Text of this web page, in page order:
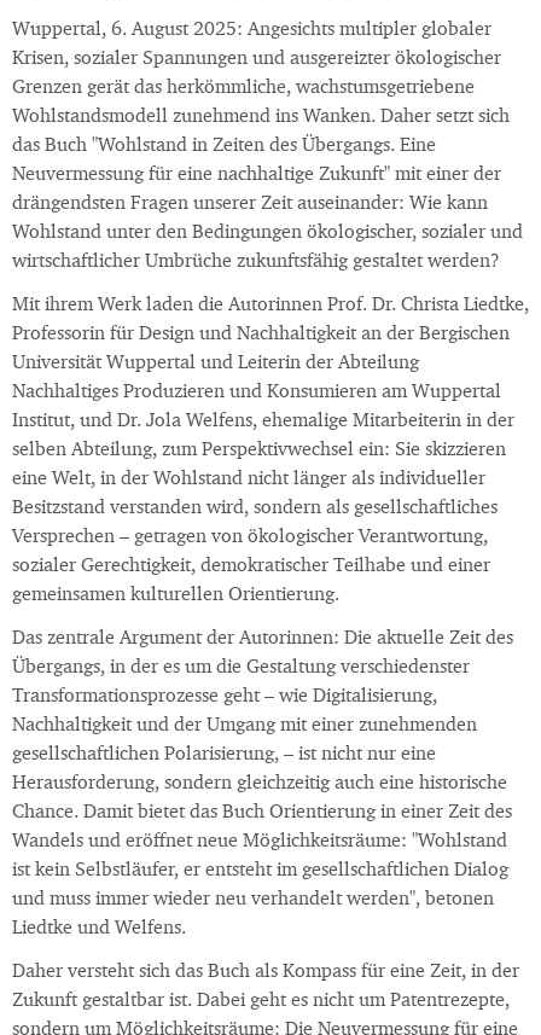
Wuppertal, 6. August 2025: Angesichts multipler globaler
Krisen, sozialer Spannungen und ausgereizter ökologischer
Grenzen gerät das herkömmliche, wachstumsgetriebene
Wohlstandsmodell zunehmend ins Wanken. Daher setzt sich
das Buch "Wohlstand in Zeiten des Übergangs. Eine
Neuvermessung für eine nachhaltige Zukunft" mit einer der
drängendsten Fragen unserer Zeit auseinander: Wie kann
Wohlstand unter den Bedingungen ökologischer, sozialer und
wirtschaftlicher Umbrüche zukunftsfähig gestaltet werden?
Mit ihrem Werk laden die Autorinnen Prof. Dr. Christa Liedtke,
Professorin für Design und Nachhaltigkeit an der Bergischen
Universität Wuppertal und Leiterin der Abteilung
Nachhaltiges Produzieren und Konsumieren am Wuppertal
Institut, und Dr. Jola Welfens, ehemalige Mitarbeiterin in der
selben Abteilung, zum Perspektivwechsel ein: Sie skizzieren
eine Welt, in der Wohlstand nicht länger als individueller
Besitzstand verstanden wird, sondern als gesellschaftliches
Versprechen – getragen von ökologischer Verantwortung,
sozialer Gerechtigkeit, demokratischer Teilhabe und einer
gemeinsamen kulturellen Orientierung.
Das zentrale Argument der Autorinnen: Die aktuelle Zeit des
Übergangs, in der es um die Gestaltung verschiedenster
Transformationsprozesse geht – wie Digitalisierung,
Nachhaltigkeit und der Umgang mit einer zunehmenden
gesellschaftlichen Polarisierung, – ist nicht nur eine
Herausforderung, sondern gleichzeitig auch eine historische
Chance. Damit bietet das Buch Orientierung in einer Zeit des
Wandels und eröffnet neue Möglichkeitsräume: "Wohlstand
ist kein Selbstläufer, er entsteht im gesellschaftlichen Dialog
und muss immer wieder neu verhandelt werden", betonen
Liedtke und Welfens.
Daher versteht sich das Buch als Kompass für eine Zeit, in der
Zukunft gestaltbar ist. Dabei geht es nicht um Patentrezepte,
sondern um Möglichkeitsräume: Die Neuvermessung für eine